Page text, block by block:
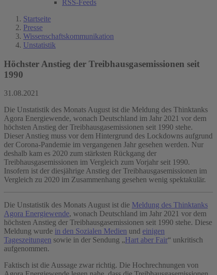
RSS-Feeds
Startseite
Presse
Wissenschaftskommunikation
Unstatistik
Höchster Anstieg der Treibhausgasemissionen seit
1990
31.08.2021
Die Unstatistik des Monats August ist die Meldung des Thinktanks
Agora Energiewende, wonach Deutschland im Jahr 2021 vor dem
höchsten Anstieg der Treibhausgasemissionen seit 1990 stehe.
Dieser Anstieg muss vor dem Hintergrund des Lockdowns aufgrund
der Corona-Pandemie im vergangenen Jahr gesehen werden. Nur
deshalb kam es 2020 zum stärksten Rückgang der
Treibhausgasemissionen im Vergleich zum Vorjahr seit 1990.
Insofern ist der diesjährige Anstieg der Treibhausgasemissionen im
Vergleich zu 2020 im Zusammenhang gesehen wenig spektakulär.
Die Unstatistik des Monats August ist die Meldung des Thinktanks
Agora Energiewende, wonach Deutschland im Jahr 2021 vor dem
höchsten Anstieg der Treibhausgasemissionen seit 1990 stehe. Diese
Meldung wurde in den Sozialen Medien und einigen
Tageszeitungen sowie in der Sendung „Hart aber Fair“ unkritisch
aufgenommen.
Faktisch ist die Aussage zwar richtig. Die Hochrechnungen von